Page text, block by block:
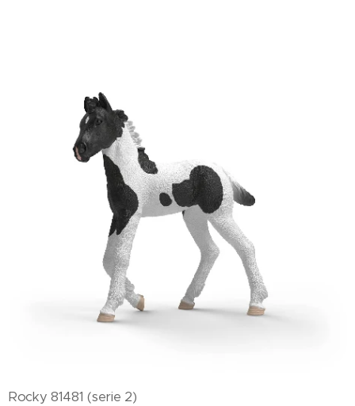
Rocky 81481 (serie 2)